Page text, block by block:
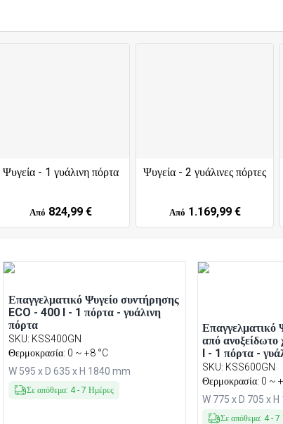
Ψυγεία - 1 γυάλινη πόρτα
Από 824,99 €
Ψυγεία - 2 γυάλινες πόρτες
Από 1.169,99 €
Επαγγελματικό Ψυγείο συντήρησης
ECO - 400 l - 1 πόρτα - γυάλινη
πόρτα
SKU: KSS400GN
Θερμοκρασία: 0 ~ +8 °C
W 595 x D 635 x H 1840 mm
Σε απόθεμα: 4- 7 Ημέρες
Επαγγελματικό
από
l - 1 πόρτα -
σχάρες -
SKU: KSS600GN
Θερμοκρασία: 0 ~
W 775 x D 705 x
Σε απόθεμα: 4-7